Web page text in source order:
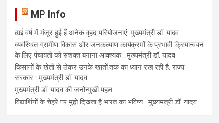
MP Info
ढाई वर्ष में मंजूर हुई हैं अनेक वृहद परियोजनाएं: मुख्यमंत्री डॉ. यादव
व्यवस्थित ग्रामीण विकास और जनकल्याण कार्यक्रमों के प्रभावी क्रियान्वयन
के लिए पंचायतों को सशक्त बनाना आवश्यक : मुख्यमंत्री डॉ. यादव
किसानों के खेतों से लेकर उनके खातों तक का ध्यान रख रही है: राज्य
सरकार : मुख्यमंत्री डॉ. यादव
मुख्यमंत्री डॉ. यादव की जनोन्मुखी पहल
विद्यार्थियों के चेहरे पर मुझे दिखता है भारत का भविष्य : मुख्यमंत्री डॉ. यादव